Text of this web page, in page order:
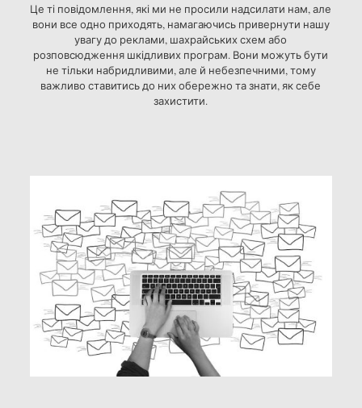
Це ті повідомлення, які ми не просили надсилати нам, але
вони все одно приходять, намагаючись привернути нашу
увагу до реклами, шахрайських схем або
розповсюдження шкідливих програм. Вони можуть бути
не тільки набридливими, але й небезпечними, тому
важливо ставитись до них обережно та знати, як себе
захистити.